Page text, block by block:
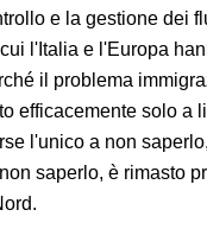
e la gestione dei
l'Italia e l'Europa
il problema
efficacemente solo a
l'unico a non
saperlo, è rimasto